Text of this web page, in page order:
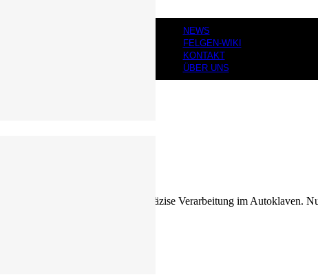
NEWS
FELGEN-WIKI
KONTAKT
ÜBER UNS
Sie erlauben präzise Verarbeitung im Autoklaven.